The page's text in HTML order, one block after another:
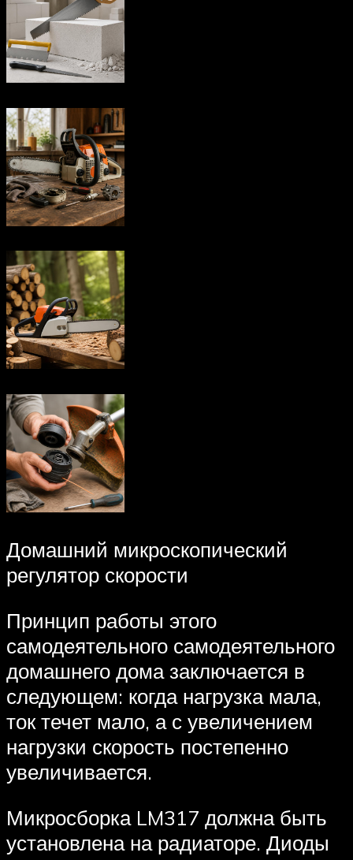
Домашний микроскопический
регулятор скорости
Принцип работы этого
самодеятельного самодеятельного
домашнего дома заключается в
следующем: когда нагрузка мала,
ток течет мало, а с увеличением
нагрузки скорость постепенно
увеличивается.
Микросборка LM317 должна быть
установлена ​​на радиаторе. Диоды